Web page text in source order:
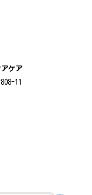
アケア
11